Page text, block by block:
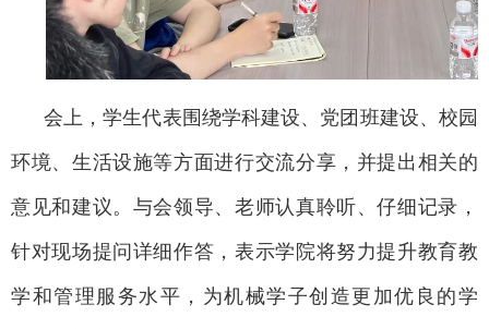
会上，学生代表围绕学科建设、党团班建设、校园
环境、生活设施等方面进行交流分享，并提出相关的
意见和建议。与会领导、老师认真聆听、仔细记录，
针对现场提问详细作答，表示学院将努力提升教育教
学和管理服务水平，为机械学子创造更加优良的学